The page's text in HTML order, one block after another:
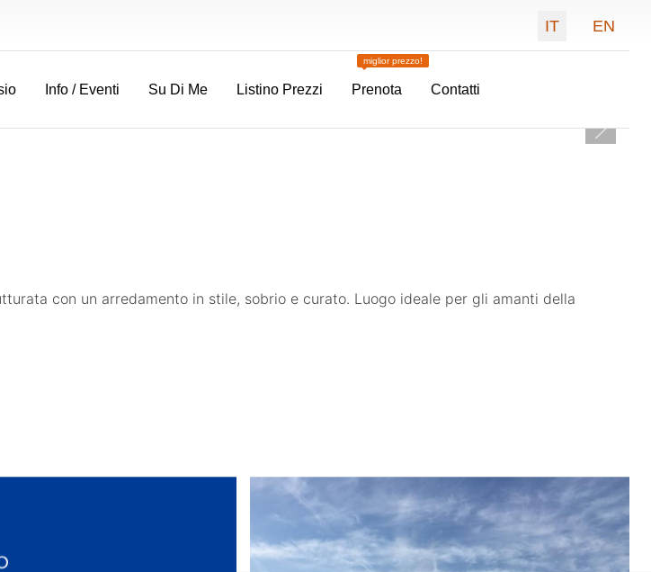
Seleziona la
IT EN
Info / Eventi Su Di Me Listino Prezzi Prenota
miglior prezzo!
Contatti
con un arredamento in stile, sobrio e curato. Luogo ideale per gli amanti della